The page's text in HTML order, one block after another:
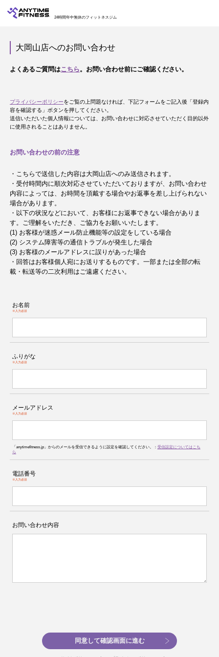
24時間年中無休のフィットネスジム
大岡山店へのお問い合わせ
よくあるご質問はこちら。お問い合わせ前にご確認ください。
プライバシーポリシーをご覧の上問題なければ、下記フォームをご記入後「登録内
容を確認する」ボタンを押してください。
送信いただいた個人情報については、お問い合わせに対応させていただく目的以外
に使用されることはありません。
お問い合わせの前の注意
・こちらで送信した内容は大岡山店へのみ送信されます。
・受付時間内に順次対応させていただいておりますが、お問い合わせ
内容によっては、お時間を頂戴する場合やお返事を差し上げられない
場合があります。
・以下の状況などにおいて、お客様にお返事できない場合がありま
す。ご理解をいただき、ご協力をお願いいたします。
(1) お客様が迷惑メール防止機能等の設定をしている場合
(2) システム障害等の通信トラブルが発生した場合
(3) お客様のメールアドレスに誤りがあった場合
・回答はお客様個人宛にお送りするものです。一部または全部の転
載・転送等の二次利用はご遠慮ください。
お名前
※入力必須
ふりがな
※入力必須
メールアドレス
※入力必須
「anytimefitness.jp」からのメールを受信できるように設定を確認してください。： 受信設定についてはこち
ら
電話番号
※入力必須
お問い合わせ内容